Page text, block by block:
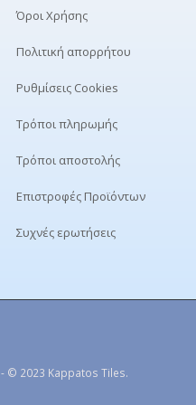
Όροι Χρήσης
Πολιτική απορρήτου
Ρυθμίσεις Cookies
Τρόποι πληρωμής
Τρόποι αποστολής
Επιστροφές Προϊόντων
Συχνές ερωτήσεις
- © 2023 Kappatos Tiles.